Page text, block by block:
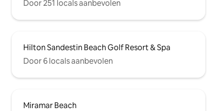
Door 251 locals aanbevolen
Hilton Sandestin Beach Golf Resort & Spa
Door 6 locals aanbevolen
Miramar Beach